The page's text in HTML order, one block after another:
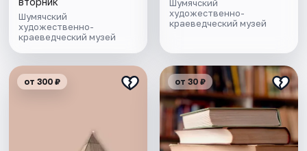
Шумячский
художественно-
краеведческий музей
Шумячский
художественно-
краеведческий музей
от 300 ₽ от 30 ₽